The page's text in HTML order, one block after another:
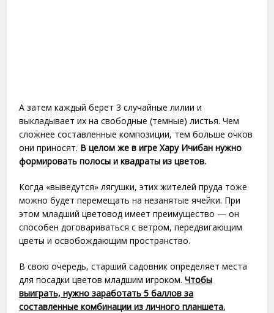
А затем каждый берет 3 случайные лилии и
выкладывает их на свободные (темные) листья. Чем
сложнее составленные композиции, тем больше очков
они приносят. В целом же в игре Хару Ичибан нужно
формировать полосы и квадраты из цветов.
Когда «выведутся» лягушки, этих жителей пруда тоже
можно будет перемещать на незанятые ячейки. При
этом младший цветовод имеет преимущество — он
способен договариваться с ветром, передвигающим
цветы и освобождающим пространство.
В свою очередь, старший садовник определяет места
для посадки цветов младшим игроком.Чтобы
выиграть, нужно заработать 5 баллов за
составленные комбинации из личного планшета.